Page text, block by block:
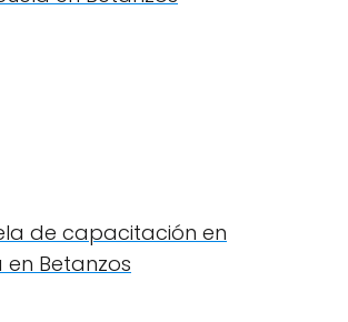
de capacitación en
Betanzos